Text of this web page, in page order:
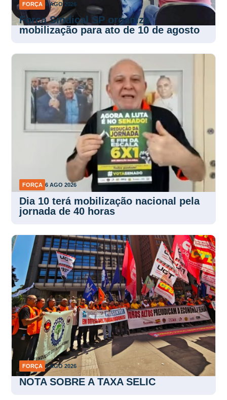
FORÇA 6 AGO 2026
Força Sindical SP organiza
mobilização para ato de 10 de agosto
FORÇA 6 AGO 2026
Dia 10 terá mobilização nacional pela
jornada de 40 horas
FORÇA 5 AGO 2026
NOTA SOBRE A TAXA SELIC